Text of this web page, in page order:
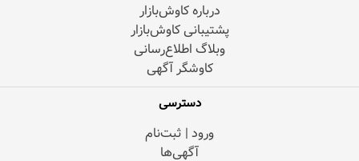
درباره کاوش‌بازار
پشتیبانی کاوش‌بازار
وبلاگ اطلاع‌رسانی
کاوشگر آگهی
دسترسی
ورود | ثبت‌نام
آگهی‌ها